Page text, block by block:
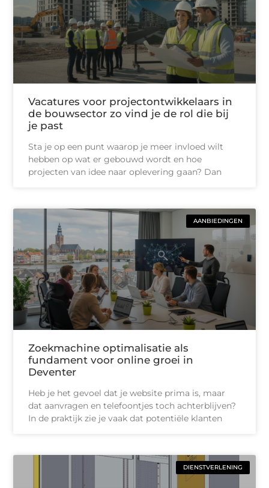
Vacatures voor projectontwikkelaars in
de bouwsector zo vind je de rol die bij
je past
Sta je op een punt waarop je meer invloed wilt
hebben op wat er gebouwd wordt en hoe
projecten van idee naar oplevering gaan? Dan
AANBIEDINGEN
Zoekmachine optimalisatie als
fundament voor online groei in
Deventer
Heb je het gevoel dat je website prima is, maar
dat aanvragen en telefoontjes toch achterblijven?
In de praktijk zie je vaak dat potentiële klanten
DIENSTVERLENING